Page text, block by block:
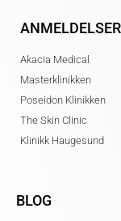
ANMELDELSER
Akacia Medical
Masterklinikken
Poseidon Klinikken
The Skin Clinic
Klinikk Haugesund
BLOG